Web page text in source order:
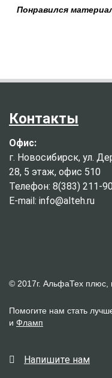
Понравился
Контакты
Офис:
г. Новосибирск, ул.
28, 5 этаж, офис 510
Телефон: 8(383) 211-
E-mail: info@alteh.ru
© 2017г. АльфаТех
Помогите нам стать
и Фламп
Напишите нам